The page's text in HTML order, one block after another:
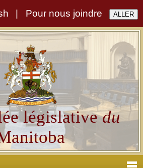
Pour nous joindre
législativedu